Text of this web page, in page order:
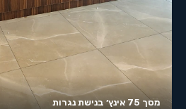
מסך 75 אינץ׳ בנישת נגרות